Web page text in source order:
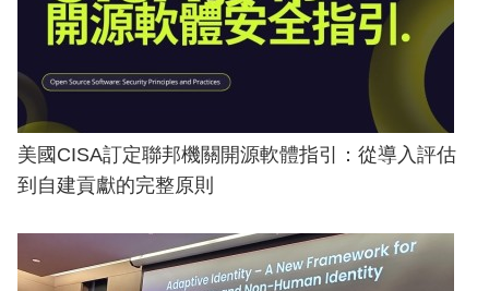
美國CISA訂定聯邦機關開源軟體指引：從導入評估
到自建貢獻的完整原則